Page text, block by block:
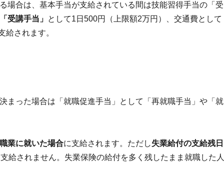
場合は、基本手当が支給されている間は技能習得手当の「受
「受講手当」 として1日500円（上限額2万円）、交通費として
給されます。
まった場合は「就職促進手当」として「再就職手当」や「就
業に就いた場合に支給されます。ただし失業給付の支給残日
給されません。失業保険の給付を多く残したまま就職した人